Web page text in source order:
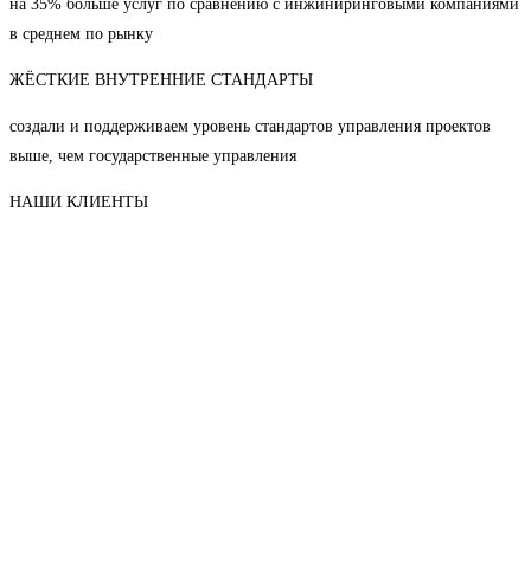
на 35% больше услуг по сравнению с инжиниринговыми компаниями
в среднем по рынку
ЖЁСТКИЕ ВНУТРЕННИЕ СТАНДАРТЫ
создали и поддерживаем уровень стандартов управления проектов
выше, чем государственные управления
НАШИ КЛИЕНТЫ